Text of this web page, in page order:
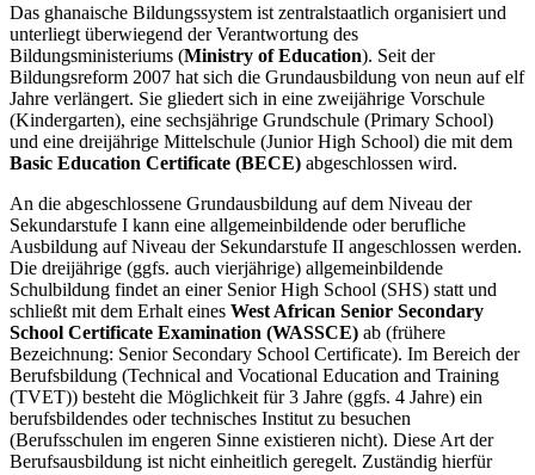
Das ghanaische Bildungssystem ist zentralstaatlich organisiert und
unterliegt überwiegend der Verantwortung des
Bildungsministeriums (Ministry of Education). Seit der
Bildungsreform 2007 hat sich die Grundausbildung von neun auf elf
Jahre verlängert. Sie gliedert sich in eine zweijährige Vorschule
(Kindergarten), eine sechsjährige Grundschule (Primary School)
und eine dreijährige Mittelschule (Junior High School) die mit dem
Basic Education Certificate (BECE) abgeschlossen wird.
An die abgeschlossene Grundausbildung auf dem Niveau der
Sekundarstufe I kann eine allgemeinbildende oder berufliche
Ausbildung auf Niveau der Sekundarstufe II angeschlossen werden.
Die dreijährige (ggfs. auch vierjährige) allgemeinbildende
Schulbildung findet an einer Senior High School (SHS) statt und
schließt mit dem Erhalt eines West African Senior Secondary
School Certificate Examination (WASSCE) ab (frühere
Bezeichnung: Senior Secondary School Certificate). Im Bereich der
Berufsbildung (Technical and Vocational Education and Training
(TVET)) besteht die Möglichkeit für 3 Jahre (ggfs. 4 Jahre) ein
berufsbildendes oder technisches Institut zu besuchen
(Berufsschulen im engeren Sinne existieren nicht). Diese Art der
Berufsausbildung ist nicht einheitlich geregelt. Zuständig hierfür